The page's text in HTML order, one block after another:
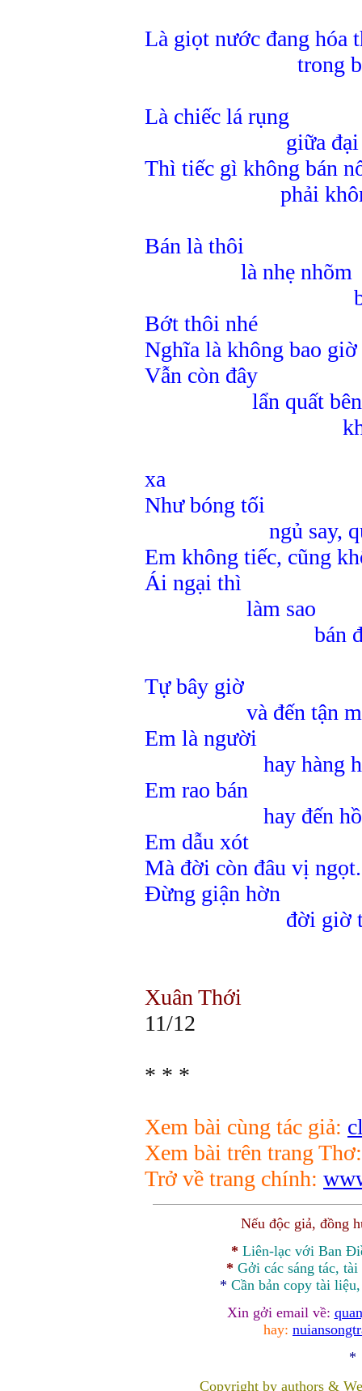
Là giọt nước đang hóa
trong biển
Là chiếc lá rụng
giữa đại ngàn
Thì tiếc gì không bán
phải không
Bán là thôi
là nhẹ nhõm
bớt réo
Bớt thôi nhé
Nghĩa là không bao giờ
Vẫn còn đây
lẩn quất bên
không
xa
Như bóng tối
ngủ say, quên
Em không tiếc, cũng
Ái ngại thì
làm sao
bán
Tự bây giờ
và đến tận mai
Em là người
hay hàng hóa
Em rao bán
hay đến hồi
Em dẫu xót
Mà đời còn đâu vị ngọt.
Đừng giận hờn
đời giờ
Xuân Thới
11/12
* * *
Xem bài cùng tác giả:
Xem bài trên trang
Trở về trang chính:
Nếu độc giả, đồng
* Liên-lạc với Ban
* Gởi các sáng tác,
* Cần bản copy tài
Xin gởi email về:
hay:
*
Copyright by authors &